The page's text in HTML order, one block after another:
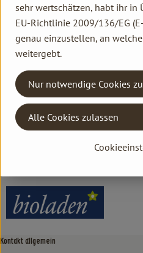
Produktdatenblatt
Herkunft
Hersteller: bioladen
Kontakt allgemein
sehr wertschätzen, habt ihr
EU-Richtlinie 2009/136/EG
genau einzustellen, an
weitergebt.
Nur notwendige Cookies
Alle Cookies zulassen